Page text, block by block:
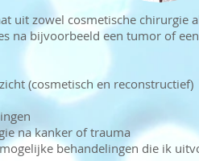
uit zowel cosmetische chirurgie
na bijvoorbeeld een tumor of
(cosmetisch en reconstructief)
na kanker of trauma
behandelingen die ik